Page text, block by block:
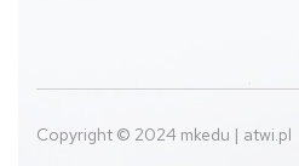
Copyright © 2024 mkedu | atwi.pl